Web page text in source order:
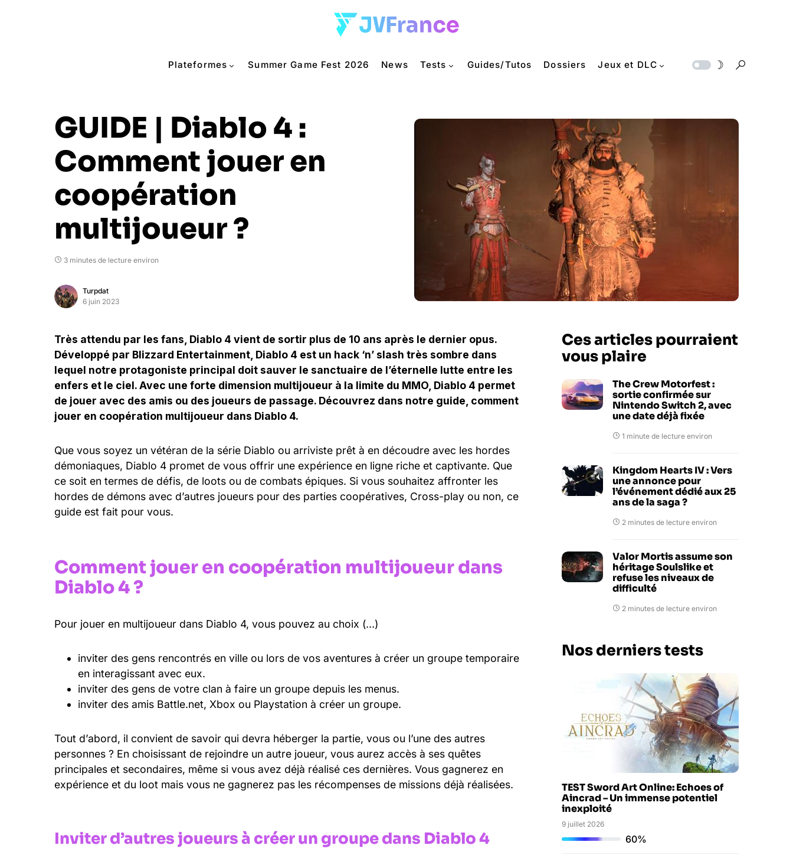
Plateformes Summer Game Fest 2026 News Tests Guides/Tutos Dossiers Jeux et DLC
GUIDE | Diablo 4 :
Comment jouer en
coopération
multijoueur ?
3 minutes de lecture environ
Turpdat
6 juin 2023
Très attendu par les fans, Diablo 4 vient de sortir plus de 10 ans après le dernier opus.
Développé par Blizzard Entertainment, Diablo 4 est un hack ‘n’ slash très sombre dans
lequel notre protagoniste principal doit sauver le sanctuaire de l’éternelle lutte entre les
enfers et le ciel. Avec une forte dimension multijoueur à la limite du MMO, Diablo 4 permet
de jouer avec des amis ou des joueurs de passage. Découvrez dans notre guide, comment
jouer en coopération multijoueur dans Diablo 4.
Que vous soyez un vétéran de la série Diablo ou arriviste prêt à en découdre avec les hordes
démoniaques, Diablo 4 promet de vous offrir une expérience en ligne riche et captivante. Que
ce soit en termes de défis, de loots ou de combats épiques. Si vous souhaitez affronter les
hordes de démons avec d’autres joueurs pour des parties coopératives, Cross-play ou non, ce
guide est fait pour vous.
Comment jouer en coopération multijoueur dans
Diablo 4 ?
Pour jouer en multijoueur dans Diablo 4, vous pouvez au choix (…)
inviter des gens rencontrés en ville ou lors de vos aventures à créer un groupe temporaire
en interagissant avec eux.
inviter des gens de votre clan à faire un groupe depuis les menus.
inviter des amis Battle.net, Xbox ou Playstation à créer un groupe.
Tout d’abord, il convient de savoir qui devra héberger la partie, vous ou l’une des autres
personnes ? En choisissant de rejoindre un autre joueur, vous aurez accès à ses quêtes
principales et secondaires, même si vous avez déjà réalisé ces dernières. Vous gagnerez en
expérience et du loot mais vous ne gagnerez pas les récompenses de missions déjà réalisées.
Inviter d’autres joueurs à créer un groupe dans Diablo 4
Ces articles pourraient
vous plaire
The Crew Motorfest :
sortie confirmée sur
Nintendo Switch 2, avec
une date déjà fixée
1 minute de lecture environ
Kingdom Hearts IV : Vers
une annonce pour
l’événement dédié aux 25
ans de la saga ?
2 minutes de lecture environ
Valor Mortis assume son
héritage Soulslike et
refuse les niveaux de
difficulté
2 minutes de lecture environ
Nos derniers tests
TEST Sword Art Online: Echoes of
Aincrad – Un immense potentiel
inexploité
9 juillet 2026
60%